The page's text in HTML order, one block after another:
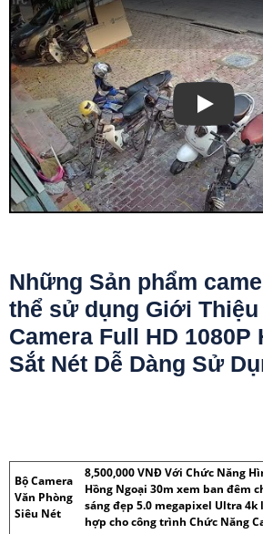
Những Sản phẩm
thể sử dụng Giới
Camera Full HD 1080P
Sắt Nét Dễ Dàng Sử
Bộ Camera
Văn Phòng
Siêu Nét
8,500,000 VNĐ Với Chức Năng
Hồng Ngoại 30m xem ban đêm
sáng đẹp 5.0 megapixel Ultra
hợp cho công trình Chức Năng